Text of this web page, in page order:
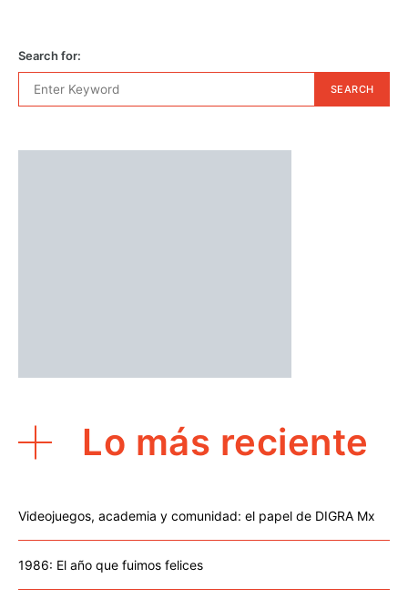
Search for:
SEARCH
Lo más reciente
Videojuegos, academia y comunidad: el papel de DIGRA Mx
1986: El año que fuimos felices